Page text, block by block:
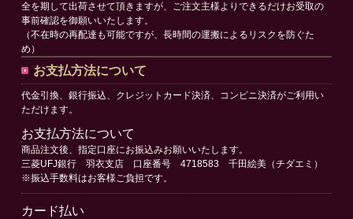
全を期して出荷させて頂きますが、ご注文主様よりできるだけお受取の
事前確認を御願いいたします。
（不在時の再配達も可能ですが、長時間の運搬によるリスクを防ぐた
め）
お支払方法について
代金引換、銀行振込、クレジットカード決済、コンビニ決済がご利用い
ただけます。
お支払方法について
商品注文後、指定口座にお振込みお願いいたします。
三菱UFJ銀行 羽衣支店 口座番号 4718583 千田絵美（チダエミ）
※振込手数料はお客様ご負担です。
カード払い